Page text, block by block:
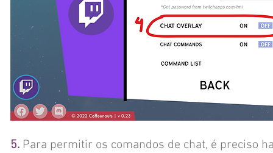
5. Para permitir os comandos de chat, é preciso